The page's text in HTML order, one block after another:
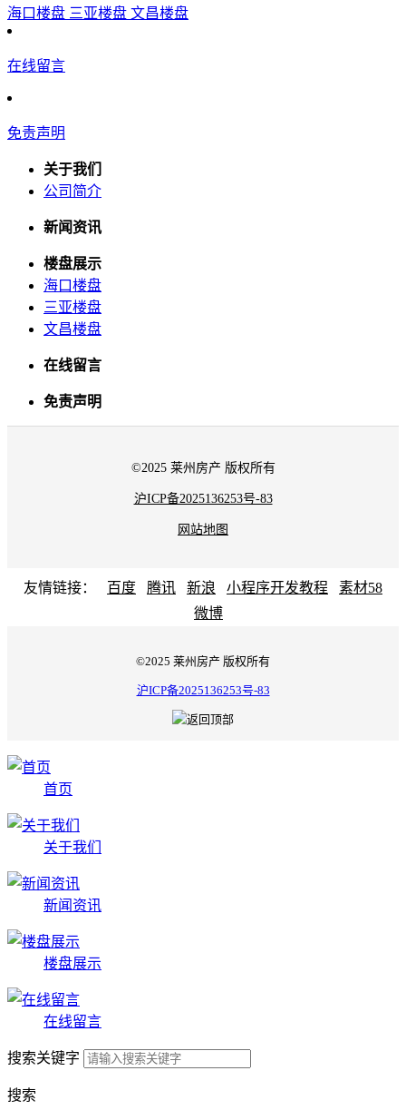
海口楼盘 三亚楼盘 文昌楼盘
在线留言
免责声明
关于我们
公司简介
新闻资讯
楼盘展示
海口楼盘
三亚楼盘
文昌楼盘
在线留言
免责声明
©2025 莱州房产 版权所有
沪ICP备2025136253号-83
网站地图
友情链接： 百度 腾讯 新浪 小程序开发教程
素材58
微博
©2025 莱州房产 版权所有
沪ICP备2025136253号-83
首页
关于我们
新闻资讯
楼盘展示
在线留言
搜索关键字
搜索